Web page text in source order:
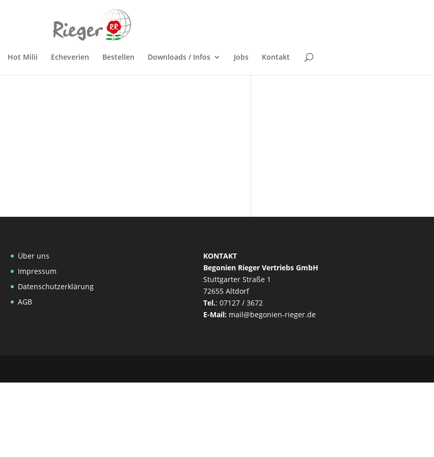
Hot Milii Echeverien Bestellen Downloads / Infos Jobs Kontakt
Über uns
Impressum
Datenschutzerklärung
AGB
KONTAKT
Begonien Rieger Vertriebs GmbH
Stuttgarter Straße 1
72655 Altdorf
Tel.: 07127 / 3672
E-Mail: mail@begonien-rieger.de